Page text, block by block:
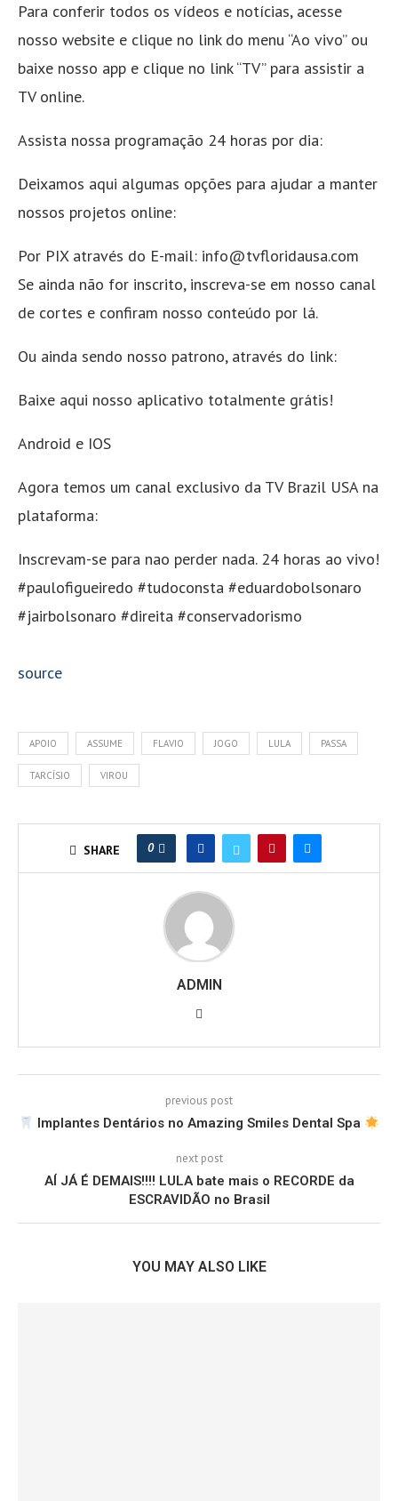
Para conferir todos os vídeos e notícias, acesse
nosso website e clique no link do menu “Ao vivo” ou
baixe nosso app e clique no link “TV” para assistir a
TV online.
Assista nossa programação 24 horas por dia:
Deixamos aqui algumas opções para ajudar a manter
nossos projetos online:
Por PIX através do E-mail: info@tvfloridausa.com
Se ainda não for inscrito, inscreva-se em nosso canal
de cortes e confiram nosso conteúdo por lá.
Ou ainda sendo nosso patrono, através do link:
Baixe aqui nosso aplicativo totalmente grátis!
Android e IOS
Agora temos um canal exclusivo da TV Brazil USA na
plataforma:
Inscrevam-se para nao perder nada. 24 horas ao vivo!
#paulofigueiredo #tudoconsta #eduardobolsonaro
#jairbolsonaro #direita #conservadorismo
source
APOIO ASSUME FLAVIO JOGO LULA PASSA
TARCÍSIO VIROU
SHARE 0
ADMIN
previous post
Implantes Dentários no Amazing Smiles Dental Spa
next post
AÍ JÁ É DEMAIS!!!! LULA bate mais o RECORDE da
ESCRAVIDÃO no Brasil
YOU MAY ALSO LIKE